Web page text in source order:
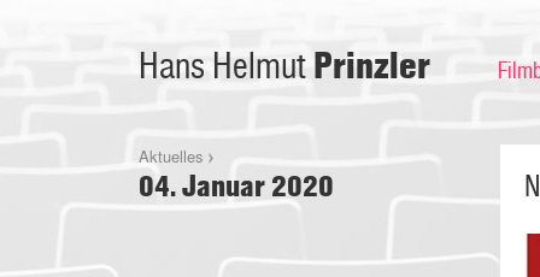
Hans HelmutPrinzler
Aktuelles
04. Januar 2020